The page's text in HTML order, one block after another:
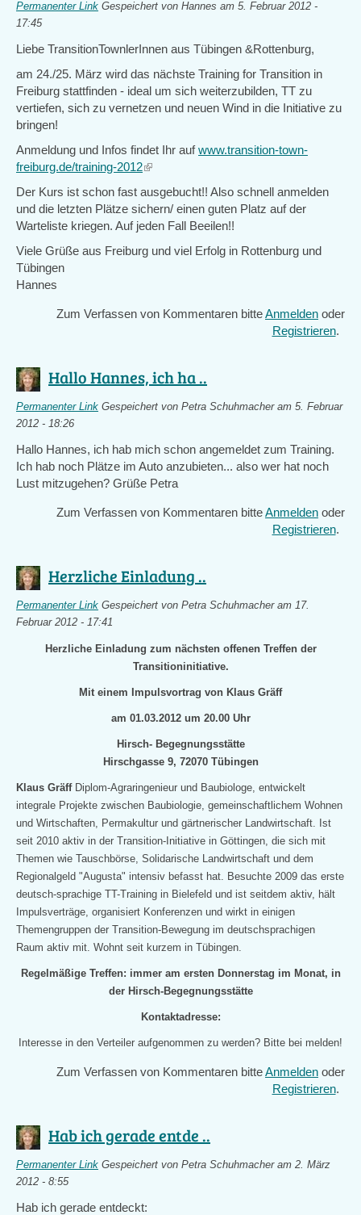
Permanenter Link Gespeichert von Hannes am 5. Februar 2012 -
17:45
Liebe TransitionTownlerInnen aus Tübingen &Rottenburg,
am 24./25. März wird das nächste Training for Transition in
Freiburg stattfinden - ideal um sich weiterzubilden, TT zu
vertiefen, sich zu vernetzen und neuen Wind in die Initiative zu
bringen!
Anmeldung und Infos findet Ihr aufwww.transition-town-
freiburg.de/training-2012(link
external)
Der Kurs ist schon fast ausgebucht!! Also schnell anmelden
und die letzten Plätze sichern/ einen guten Platz auf der
Warteliste kriegen. Auf jeden Fall Beeilen!!
Viele Grüße aus Freiburg und viel Erfolg in Rottenburg und
Tübingen
Hannes
Zum Verfassen von Kommentaren bitteAnmelden oder
Registrieren.
Hallo Hannes, ich ha ..
Permanenter Link Gespeichert von Petra Schuhmacheram 5. Februar
2012 - 18:26
Hallo Hannes, ich hab mich schon angemeldet zum Training.
Ich hab noch Plätze im Auto anzubieten... also wer hat noch
Lust mitzugehen? Grüße Petra
Zum Verfassen von Kommentaren bitteAnmelden oder
Registrieren.
Herzliche Einladung ..
Permanenter Link Gespeichert von Petra Schuhmacheram 17.
Februar 2012 - 17:41
Herzliche Einladung zum nächsten offenen Treffen der
Transitioninitiative.
Mit einem Impulsvortrag von Klaus Gräff
am 01.03.2012 um 20.00 Uhr
Hirsch- Begegnungsstätte
Hirschgasse 9, 72070 Tübingen
Klaus Gräff Diplom-Agraringenieur und Baubiologe, entwickelt
integrale Projekte zwischen Baubiologie, gemeinschaftlichem Wohnen
und Wirtschaften, Permakultur und gärtnerischer Landwirtschaft. Ist
seit 2010 aktiv in der Transition-Initiative in Göttingen, die sich mit
Themen wie Tauschbörse, Solidarische Landwirtschaft und dem
Regionalgeld "Augusta" intensiv befasst hat. Besuchte 2009 das erste
deutsch-sprachige TT-Training in Bielefeld und ist seitdem aktiv, hält
Impulsverträge, organisiert Konferenzen und wirkt in einigen
Themengruppen der Transition-Bewegung im deutschsprachigen
Raum aktiv mit. Wohnt seit kurzem in Tübingen.
Regelmäßige Treffen: immer am ersten Donnerstag im Monat, in
der Hirsch-Begegnungsstätte
Kontaktadresse:
Interesse in den Verteiler aufgenommen zu werden? Bitte bei melden!
Zum Verfassen von Kommentaren bitteAnmelden oder
Registrieren.
Hab ich gerade entde ..
Permanenter Link Gespeichert von Petra Schuhmacheram 2. März
2012 - 8:55
Hab ich gerade entdeckt: